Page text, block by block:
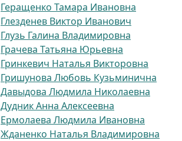
Геращенко Тамара Ивановна
Глезденев Виктор Иванович
Глузь Галина Владимировна
Грачева Татьяна Юрьевна
Гринкевич Наталья Викторовна
Гришунова Любовь Кузьминична
Давыдова Людмила Николаевна
Дудник Анна Алексеевна
Ермолаева Людмила Ивановна
Жданенко Наталья Владимировна